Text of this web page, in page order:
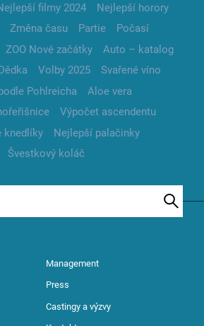
filmy 2024
Nejlepší horory
Změna času Partie
Počasí
ZOO Nové začátky
Auto – katalog
Volby 2025
Svařené víno
Pohlreicha
Aloe vera
Výpočet ascendentu
knedlíky
Nejlepší palačinky
Švestkový koláč
Management
Press
Castingy a výzvy